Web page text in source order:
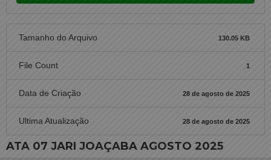
Tamanho do Arquivo 130.05 KB
File Count 1
Data de Criação 28 de agosto de 2025
Ultima Atualização 28 de agosto de 2025
ATA 07 JARI JOAÇABA AGOSTO 2025